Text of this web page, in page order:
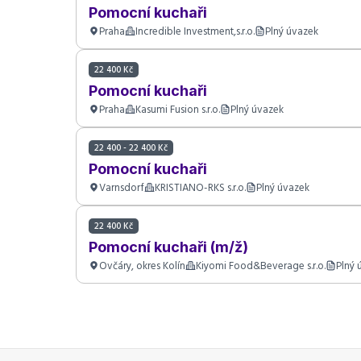
Pomocní kuchaři
Praha Incredible Investment,s.r.o. Plný úvazek
22 400 Kč
Pomocní kuchaři
Praha Kasumi Fusion s.r.o. Plný úvazek
22 400 - 22 400 Kč
Pomocní kuchaři
Varnsdorf KRISTIANO-RKS s.r.o. Plný úvazek
22 400 Kč
Pomocní kuchaři (m/ž)
Ovčáry, okres Kolín Kiyomi Food&Beverage s.r.o. Plný